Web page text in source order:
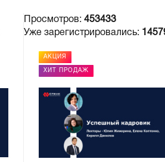
Просмотров: 453433
Уже зарегистрировались:
АКЦИЯ
ХИТ ПРОДАЖ